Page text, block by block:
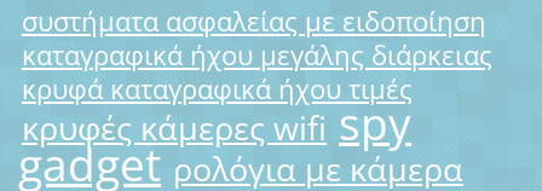
συστήματα ασφαλείας με ειδοποίηση
καταγραφικά ήχου μεγάλης διάρκειας
κρυφά καταγραφικά ήχου τιμές
κρυφές κάμερες wifi spy
gadget ρολόγια με κάμερα